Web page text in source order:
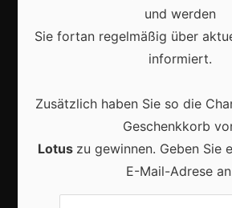
Karneval in Deutschland:
moderne
Karneval in Berlin erleben:
Gemeinschaft auf einzigartige
und werden
Sie fortan regelmäßig über
informiert.
Zusätzlich haben Sie so die
Geschenkkorb
Lotus zu gewinnen. Geben Sie
E-Mail-Adrese